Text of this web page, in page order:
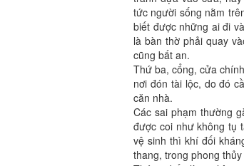
tức người sống nằm
biết được những ai đi
là bàn thờ phải quay
cũng bất an.
Thứ ba, cổng, cửa
nơi đón tài lộc, do đó
căn nhà.
Các sai phạm thường
được coi như không tụ
vệ sinh thì khí đối
thang, trong phong